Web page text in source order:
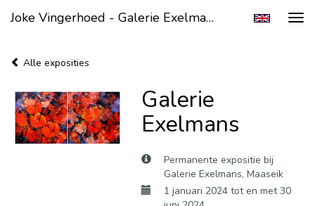
Joke Vingerhoed - Galerie Exelmans
Alle exposities
Galerie
Exelmans
Permanente expositie bij
Galerie Exelmans, Maaseik
1 januari 2024 tot en met 30